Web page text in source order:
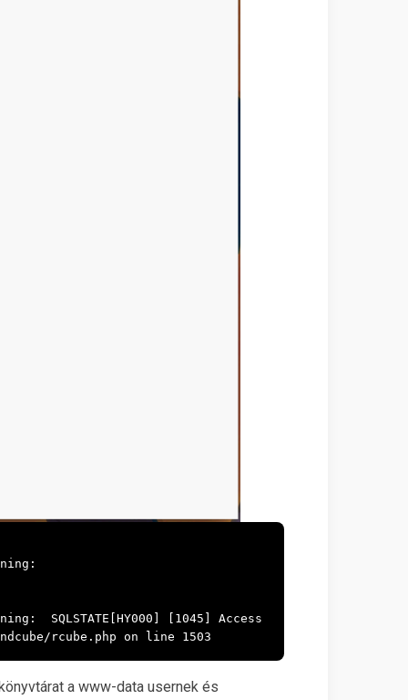
SQLSTATE[HY000] [1045] Access
rcube.php on line 1503
a www-data usernek és